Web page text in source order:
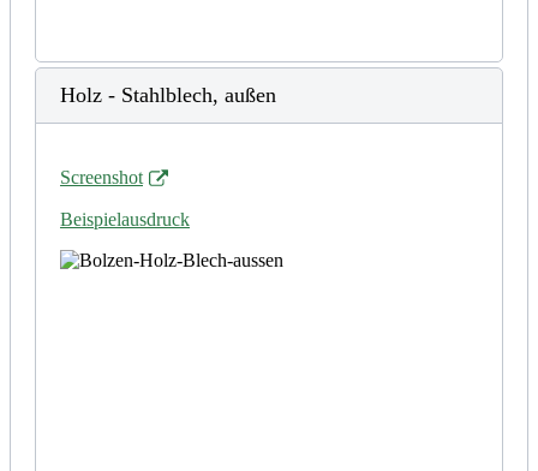
Holz - Stahlblech, außen
Screenshot
Beispielausdruck